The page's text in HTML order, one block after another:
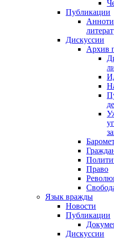
Публикации
Дискуссии
Архив
Право
Язык вражды
Новости
Публикации
Дискуссии